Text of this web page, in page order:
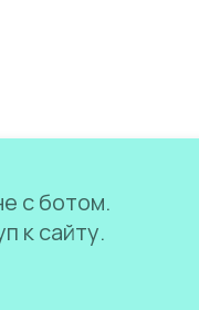
с ботом.
к сайту.